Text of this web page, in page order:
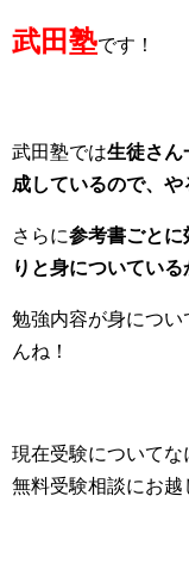
武田塾です！
武田塾では生徒さん
成しているので、
さらに参考書ごとに
りと身についてい
勉強内容が身につ
んね！
現在受験について
無料受験相談にお越